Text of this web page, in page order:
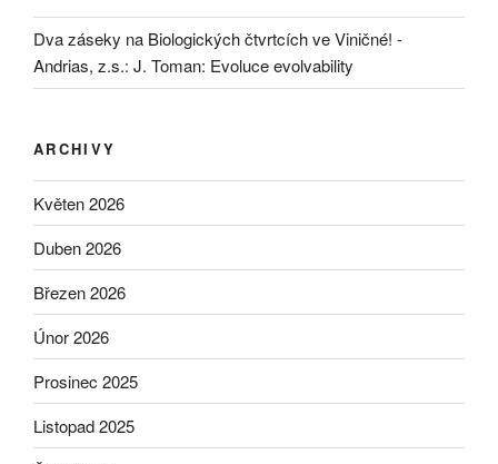
Dva záseky na Biologických čtvrtcích ve Viničné! -
Andrias, z.s.: J. Toman: Evoluce evolvability
ARCHIVY
Květen 2026
Duben 2026
Březen 2026
Únor 2026
Prosinec 2025
Listopad 2025